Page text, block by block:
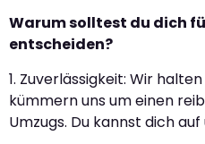
Warum solltest du dich
entscheiden?
1. Zuverlässigkeit: Wir
kümmern uns um einen
Umzugs. Du kannst dich